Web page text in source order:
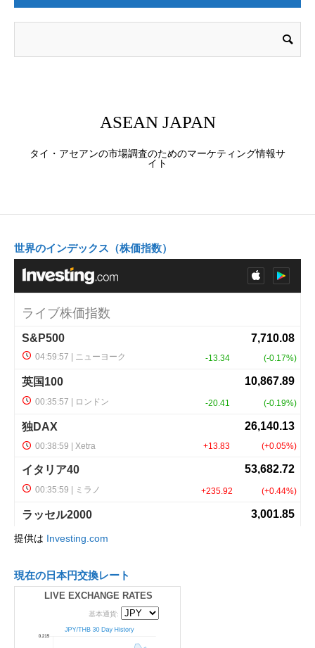
ASEAN JAPAN
タイ・アセアンの市場調査のためのマーケティング情報サ
イト
世界のインデックス（株価指数）
提供は Investing.com
現在の日本円交換レート
LIVE EXCHANGE RATES